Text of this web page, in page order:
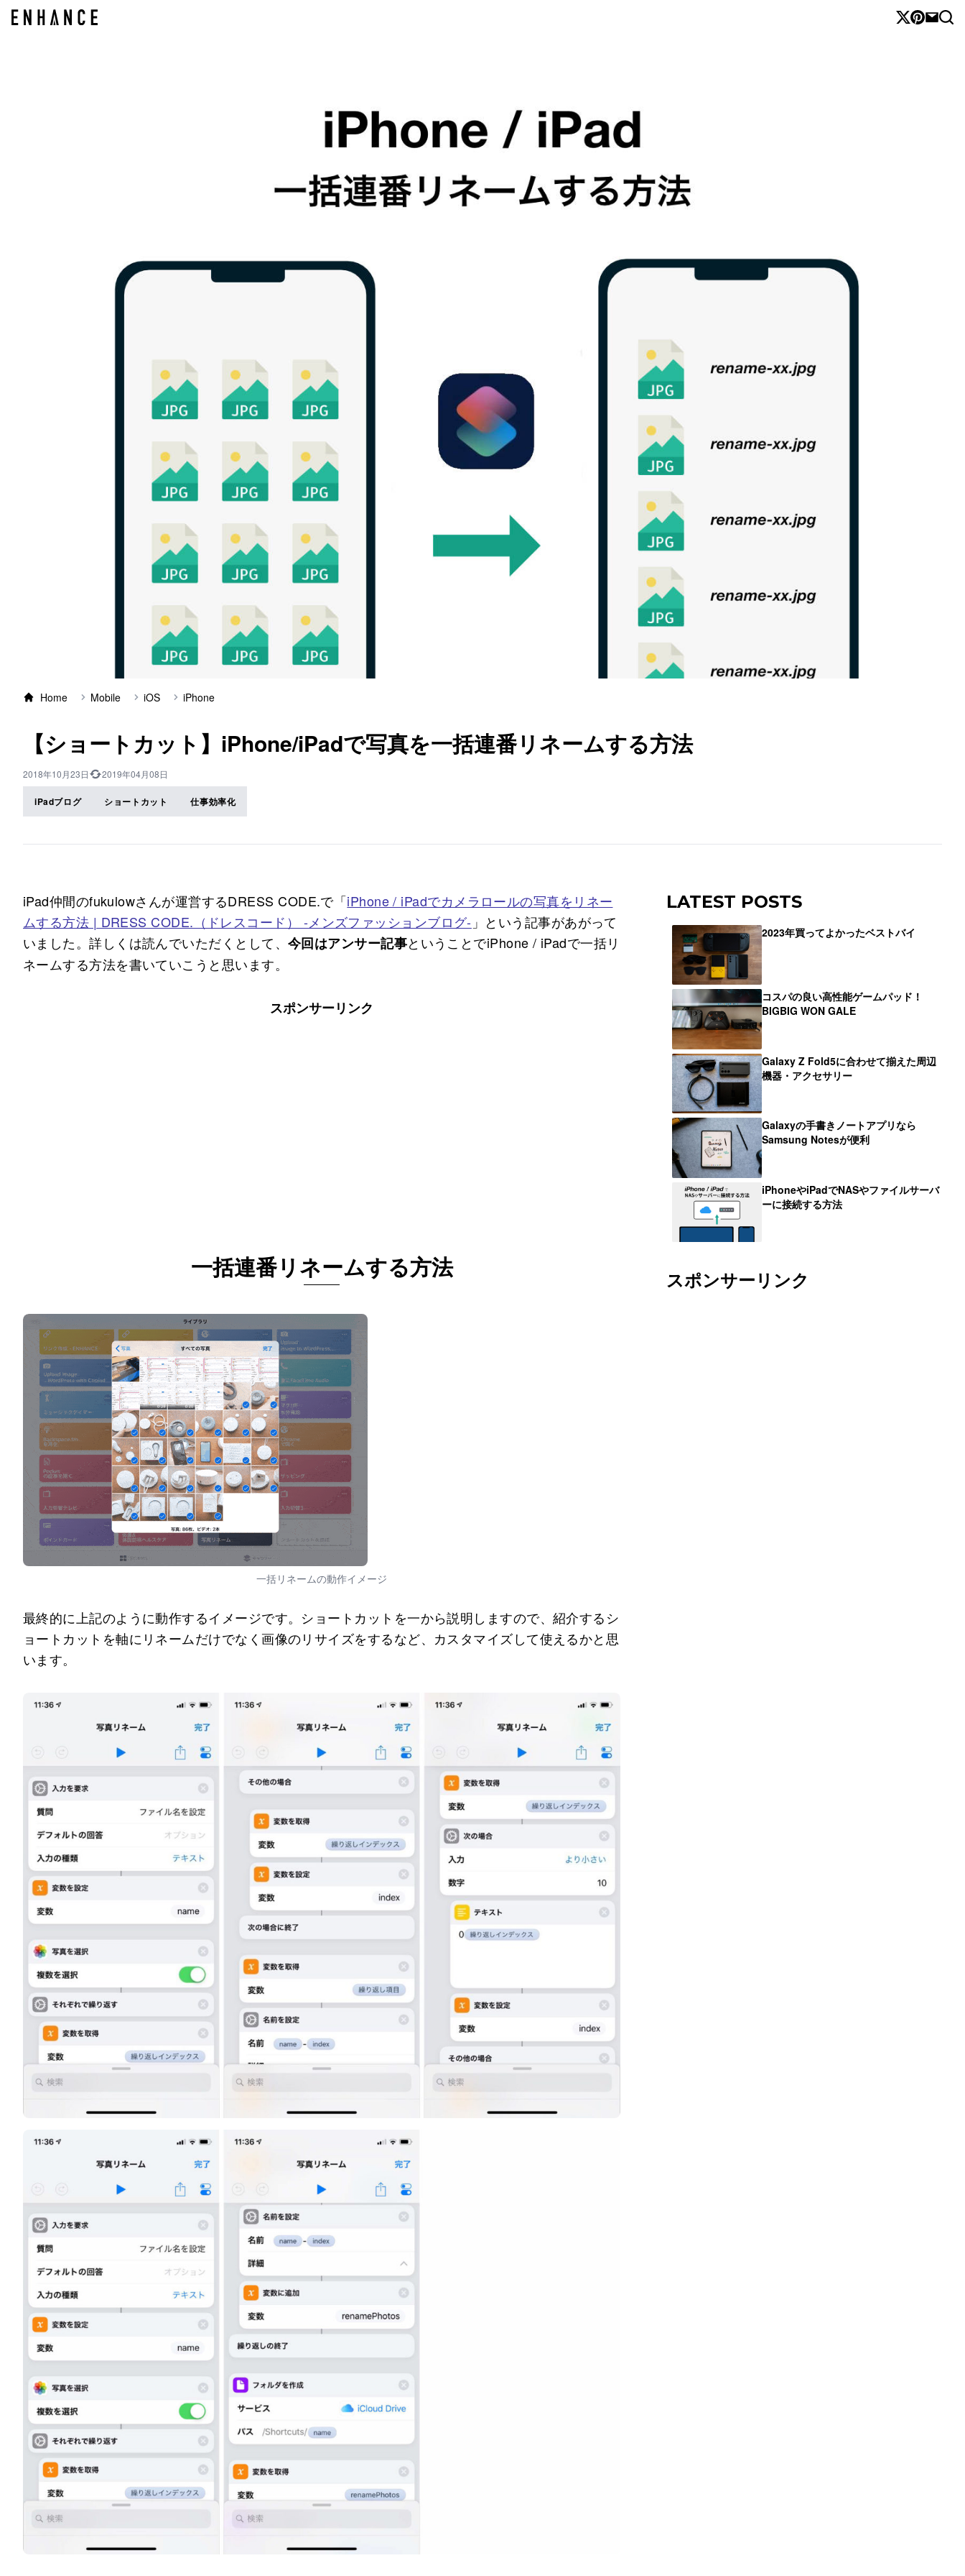
Home Mobile iOS iPhone
【ショートカット】iPhone/iPadで写真を一括連番リネームする方法
2018年10月23日 2019年04月08日
iPadブログ ショートカット 仕事効率化
iPad仲間のfukulowさんが運営するDRESS CODE.で「iPhone / iPadでカメラロールの写真をリネー
ムする方法 | DRESS CODE.（ドレスコード） -メンズファッションブログ- 」という記事があがって
いました。詳しくは読んでいただくとして、 今回はアンサー記事ということでiPhone / iPadで一括リ
ネームする方法を書いていこうと思います。
スポンサーリンク
一括連番リネームする方法
一括リネームの動作イメージ
最終的に上記のように動作するイメージです。ショートカットを一から説明しますので、紹介するシ
ョートカットを軸にリネームだけでなく画像のリサイズをするなど、カスタマイズして使えるかと思
います。
LATEST POSTS
2023年買ってよかったベストバイ
コスパの良い高性能ゲームパッド！
BIGBIG WON GALE
Galaxy Z Fold5に合わせて揃えた周辺
機器・アクセサリー
Galaxyの手書きノートアプリなら
Samsung Notesが便利
iPhoneやiPadでNASやファイルサーバ
ーに接続する方法
スポンサーリンク